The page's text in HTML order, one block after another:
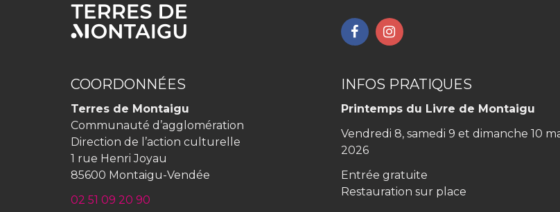
Lien
compte
Lien
compte
Instagram
COORDONNÉES
Terres de Montaigu
Communauté d’agglomération
Direction de l’action culturelle
1 rue Henri Joyau
85600 Montaigu-Vendée
02 51 09 20 90
INFOS PRATIQUES
Printemps du Livre de Montaigu
Vendredi 8, samedi 9 et dimanche 10
2026
Entrée gratuite
Restauration sur place